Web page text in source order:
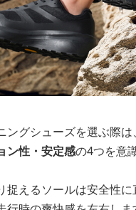
ングシューズを選ぶ際は、
ン性・安定感の4つを意
捉えるソールは安全性